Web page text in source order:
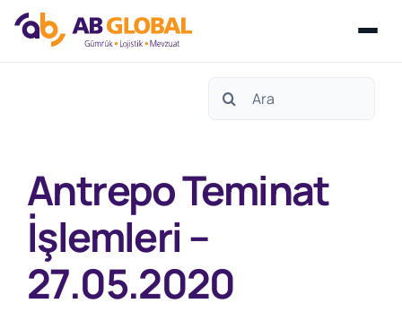
Search
Antrepo Teminat
İşlemleri –
27.05.2020